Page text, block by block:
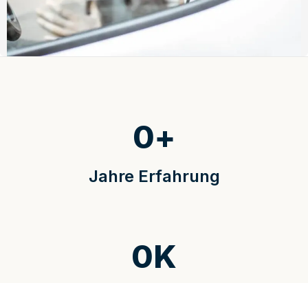
Jahre Erfahrung
0+
0K